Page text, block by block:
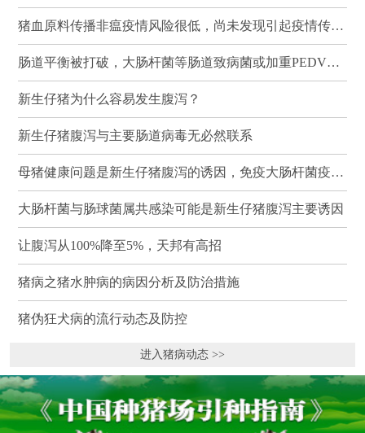
猪血原料传播非瘟疫情风险很低，尚未发现引起疫情传播的案例
肠道平衡被打破，大肠杆菌等肠道致病菌或加重PEDV感染
新生仔猪为什么容易发生腹泻？
新生仔猪腹泻与主要肠道病毒无必然联系
母猪健康问题是新生仔猪腹泻的诱因，免疫大肠杆菌疫苗可有效降低其发病率和死亡率
大肠杆菌与肠球菌属共感染可能是新生仔猪腹泻主要诱因
让腹泻从100%降至5%，天邦有高招
猪病之猪水肿病的病因分析及防治措施
猪伪狂犬病的流行动态及防控
进入猪病动态 >>